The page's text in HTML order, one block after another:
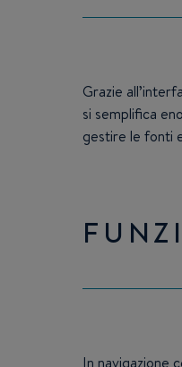
Grazie
si semplifica
gestire le fonti
In navigazione